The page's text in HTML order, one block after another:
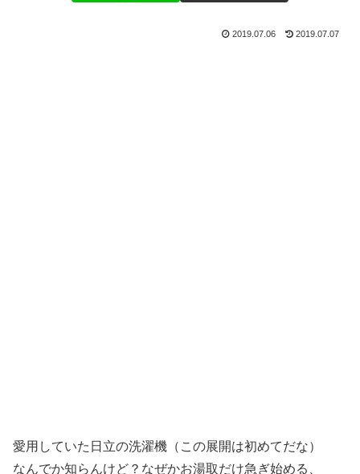
2019.07.06 2019.07.07
愛用していた日立の洗濯機（この展開は初めてだな）
なんでか知らんけど？なぜかお湯取だけ急ぎ始める、